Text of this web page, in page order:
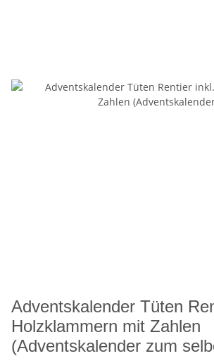
Adventskalender Tüten
Holzklammern mit Zahlen
(Adventskalender zum